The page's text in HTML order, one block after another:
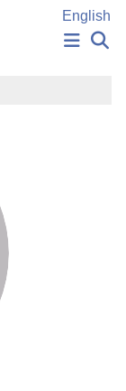
English